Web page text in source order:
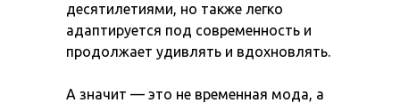
десятилетиями, но также легко
адаптируется под современность и
продолжает удивлять и вдохновлять.
А значит — это не временная мода, а